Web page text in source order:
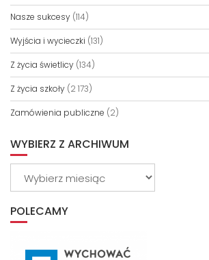
Nasze sukcesy (114)
Wyjścia i wycieczki (131)
Z życia świetlicy (134)
Z życia szkoły (2 173)
Zamówienia publiczne (2)
WYBIERZ Z ARCHIWUM
POLECAMY